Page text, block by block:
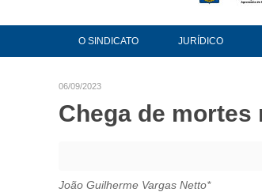
O SINDICATO JURÍDICO
06/09/2023
Chega de mortes
João Guilherme Vargas Netto*